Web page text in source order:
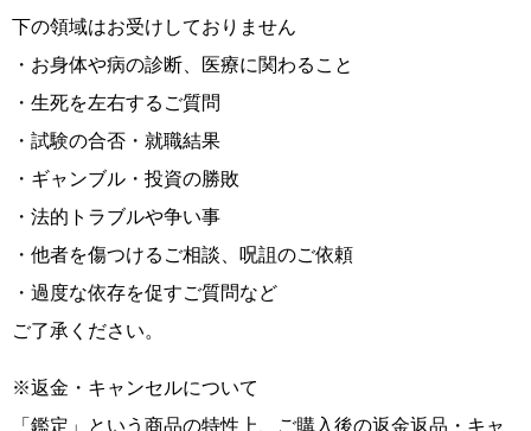
下の領域はお受けしておりません
・お身体や病の診断、医療に関わること
・生死を左右するご質問
・試験の合否・就職結果
・ギャンブル・投資の勝敗
・法的トラブルや争い事
・他者を傷つけるご相談、呪詛のご依頼
・過度な依存を促すご質問など
ご了承ください。
※返金・キャンセルについて
「鑑定」という商品の特性上、ご購入後の返金返品・キャ